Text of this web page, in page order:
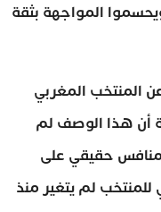
المواجهة بثقة
المنتخب المغربي
أن هذا الوصف لم
منافس حقيقي على
للمنتخب لم يتغير منذ